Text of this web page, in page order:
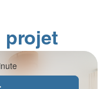
projet